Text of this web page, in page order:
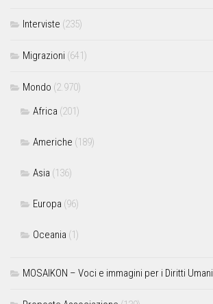
Interviste (235)
Migrazioni (641)
Mondo (2.970)
Africa (201)
Americhe (189)
Asia (136)
Europa (96)
Oceania (1)
MOSAIKON – Voci e immagini per i Diritti Umani